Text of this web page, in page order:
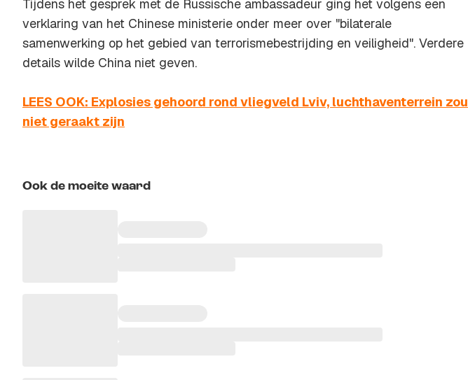
Tijdens het gesprek met de Russische ambassadeur ging het volgens een
verklaring van het Chinese ministerie onder meer over "bilaterale
samenwerking op het gebied van terrorismebestrijding en veiligheid". Verdere
details wilde China niet geven.
LEES OOK: Explosies gehoord rond vliegveld Lviv, luchthaventerrein zou
niet geraakt zijn
Ook de moeite waard